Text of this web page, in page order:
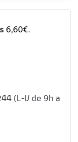
6,60€.
(L-V de 9h a